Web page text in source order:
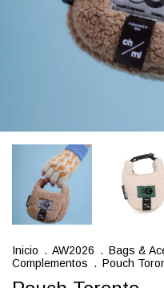
Inicio . AW2026 . Bags &
Complementos . Pouch